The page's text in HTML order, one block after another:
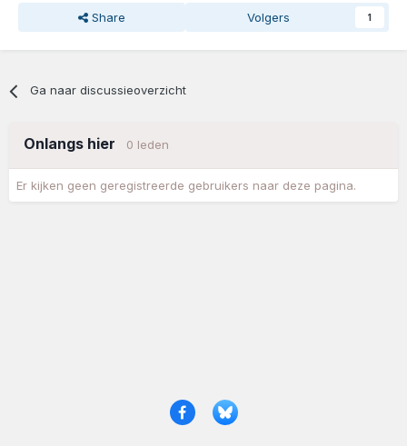
Share Volgers 1
Ga naar discussieoverzicht
Onlangs hier 0 leden
Er kijken geen geregistreerde gebruikers naar deze pagina.